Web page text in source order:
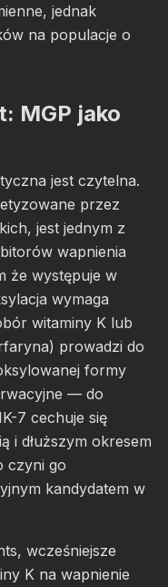
jednak
na populacje o
MGP jako
jest czytelna.
przez
jest jednym z
wapnienia
że występuje w
wymaga
witaminy K lub
prowadzi do
formy
— do
7 cechuje się
i dłuższym okresem
czyni go
kandydatem w
wcześniejsze
K na wapnienie